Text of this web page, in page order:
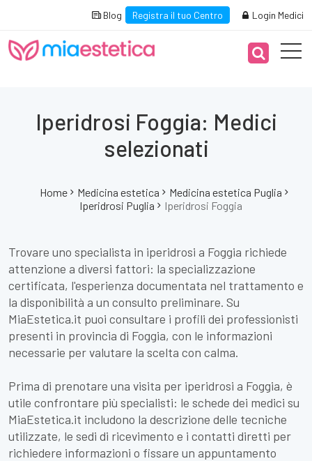
Blog Registra il tuo Centro Login Medici
Iperidrosi Foggia: Medici
selezionati
Home Medicina estetica
Medicina estetica Puglia
Iperidrosi Puglia
Iperidrosi Foggia
Trovare uno specialista in iperidrosi a Foggia richiede
attenzione a diversi fattori: la specializzazione
certificata, l'esperienza documentata nel trattamento e
la disponibilità a un consulto preliminare. Su
MiaEstetica.it puoi consultare i profili dei professionisti
presenti in provincia di Foggia, con le informazioni
necessarie per valutare la scelta con calma.
Prima di prenotare una visita per iperidrosi a Foggia, è
utile confrontare più specialisti: le schede dei medici su
MiaEstetica.it includono la descrizione delle tecniche
utilizzate, le sedi di ricevimento e i contatti diretti per
richiedere informazioni o fissare un appuntamento